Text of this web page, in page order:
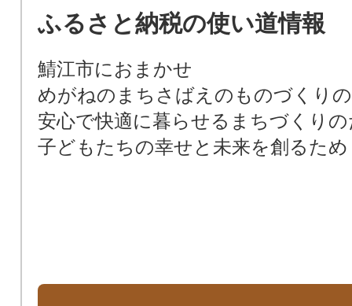
ふるさと納税の使い道情報
鯖江市におまかせ
めがねのまちさばえのものづくり
安心で快適に暮らせるまちづくり
子どもたちの幸せと未来を創るため